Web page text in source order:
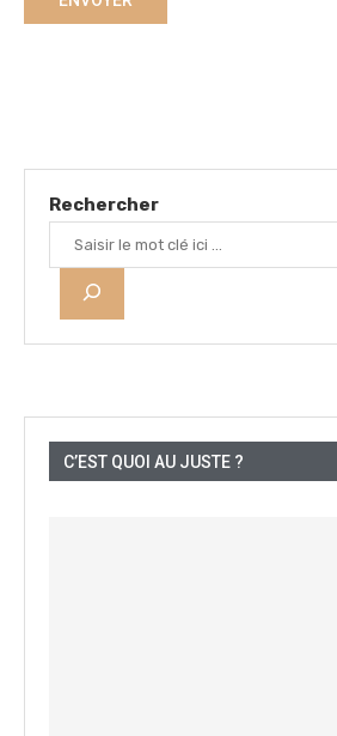
Rechercher
C’EST QUOI AU JUSTE ?